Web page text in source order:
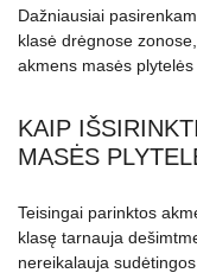
Dažniausiai
klasė drėgnose
akmens masės
KAIP
MASĖS
Teisingai parinktos
klasę tarnauja
nereikalauja